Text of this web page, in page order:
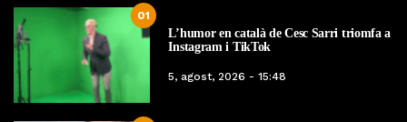
01
L’humor en català de Cesc Sarri triomfa a
Instagram i TikTok
5, agost, 2026 - 15:48